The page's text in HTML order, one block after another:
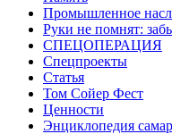
Промышленное
Руки не помнят:
СПЕЦОПЕРАЦИЯ
Спецпроекты
Статья
Том Сойер Фест
Ценности
Энциклопедия